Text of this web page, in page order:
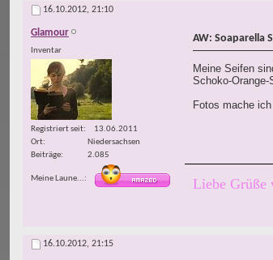
16.10.2012, 21:10
Glamour
Inventar
Registriert seit
13.06.2011
Ort
Niedersachsen
Beiträge
2.085
Meine Laune...
AW: Soaparella
Meine Seifen
Schoko-Orange-
Fotos mache
Liebe Grüße
16.10.2012, 21:15